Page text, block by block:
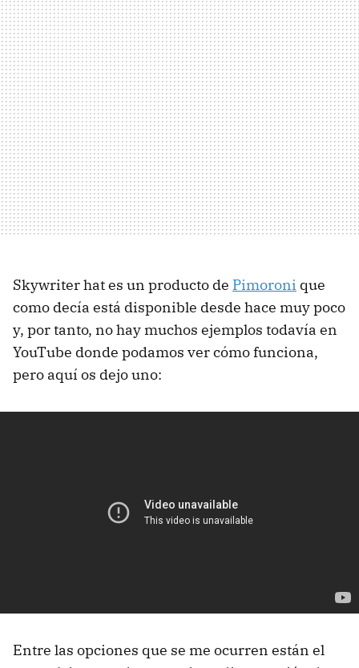
Skywriter hat es un producto de Pimoroni que
como decía está disponible desde hace muy poco
y, por tanto, no hay muchos ejemplos todavía en
YouTube donde podamos ver cómo funciona,
pero aquí os dejo uno:
Entre las opciones que se me ocurren están el